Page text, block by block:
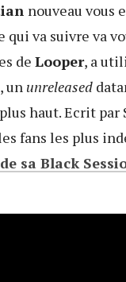
nouveau vous
qui va suivre va
de Looper, a
un unreleased
haut. Ecrit
fans les plus
sa Black